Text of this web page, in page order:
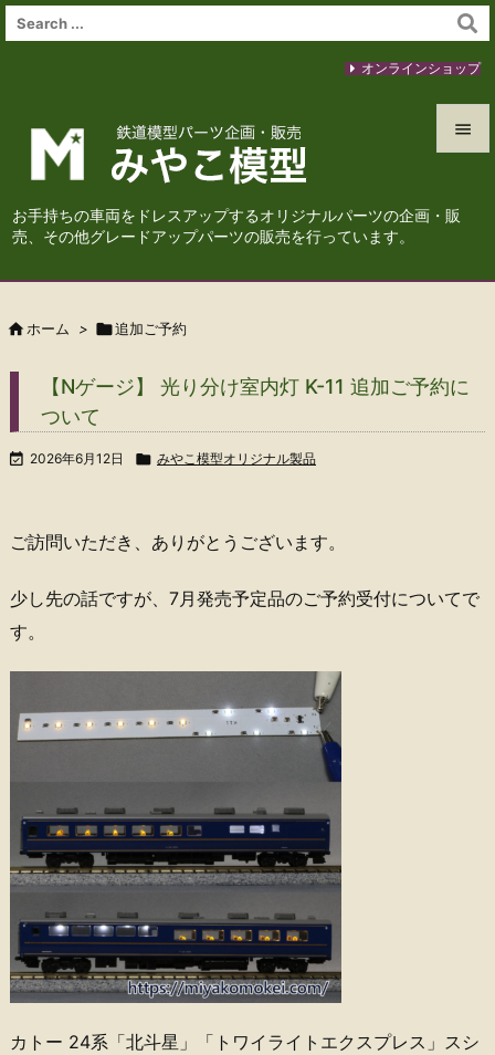
お手持ちの車両をドレスアップするオリジナルパーツの企画・販
売、その他グレードアップパーツの販売を行っています。




オンラインショップ
 ホーム > 追加ご予約
【Nゲージ】 光り分け室内灯 K-11 追加ご予約に
ついて
 2026年6月12日  みやこ模型オリジナル製品
ご訪問いただき、ありがとうございます。
少し先の話ですが、7月発売予定品のご予約受付についてで
す。
カトー 24系「北斗星」「トワイライトエクスプレス」スシ